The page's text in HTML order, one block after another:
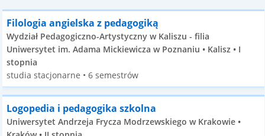
Filologia angielska z pedagogiką
Wydział Pedagogiczno-Artystyczny w Kaliszu - filia
Uniwersytet im. Adama Mickiewicza w Poznaniu • Kalisz • I
stopnia
studia stacjonarne • 6 semestrów
Logopedia i pedagogika szkolna
Uniwersytet Andrzeja Frycza Modrzewskiego w Krakowie •